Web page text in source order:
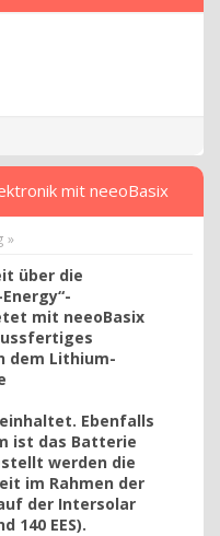
mit neeoBasix
»
über die
mit neeoBasix
dem Lithium-
Ebenfalls
ist das Batterie
werden die
im Rahmen der
der Intersolar
140 EES).